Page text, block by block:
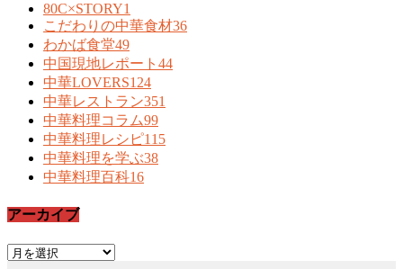
80C×STORY1
こだわりの中華食材36
わかば食堂49
中国現地レポート 44
中華LOVERS124
中華レストラン351
中華料理コラム99
中華料理レシピ115
中華料理を学ぶ38
中華料理百科16
アーカイブ
ア